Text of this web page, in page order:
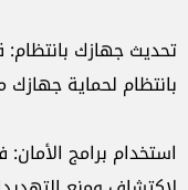
تحديث جهازك
بانتظام لحماية جهازك
استخدام برامج